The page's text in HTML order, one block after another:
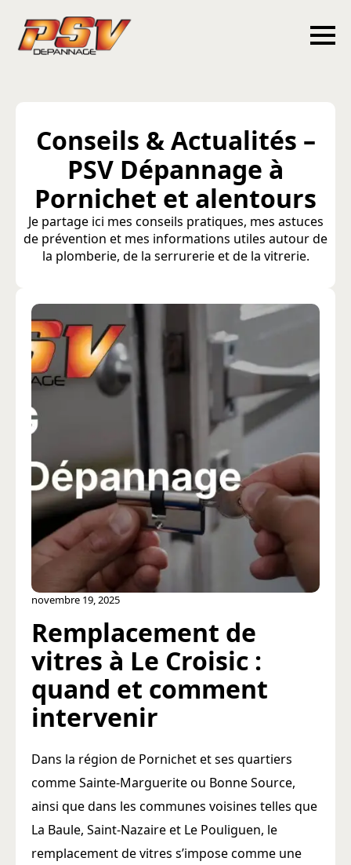
Conseils & Actualités –
PSV Dépannage à
Pornichet et alentours
Je partage ici mes conseils pratiques, mes astuces
de prévention et mes informations utiles autour de
la plomberie, de la serrurerie et de la vitrerie.
Remplacement de
vitres à Le Croisic :
quand et comment
intervenir
novembre 19, 2025
Dans la région de Pornichet et ses quartiers
comme Sainte-Marguerite ou Bonne Source,
ainsi que dans les communes voisines telles que
La Baule, Saint-Nazaire et Le Pouliguen, le
remplacement de vitres s’impose comme une